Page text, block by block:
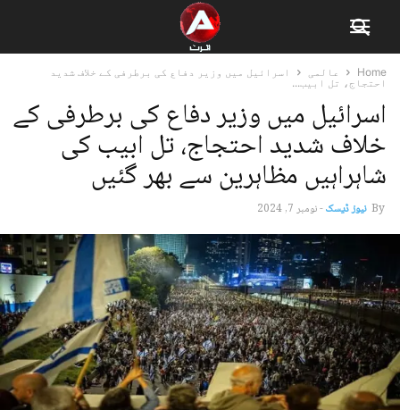
Home عالمی
اسرائیل میں وزیر دفاع کی برطرفی کے خلاف شدید
احتجاج، تل ابیب...
اسرائیل میں وزیر دفاع کی برطرفی کے
خلاف شدید احتجاج، تل ابیب کی
شاہراہیں مظاہرین سے بھر گئیں
By نیوز ڈیسک-نومبر 7, 2024